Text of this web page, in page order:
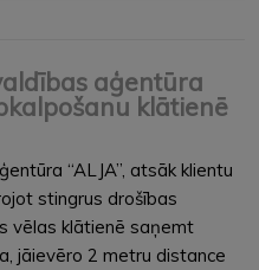
aģentūra
klātienē
“ALJA”, atsāk klientu
stingrus drošības
vēlas klātienē saņemt
jāievēro 2 metru distance